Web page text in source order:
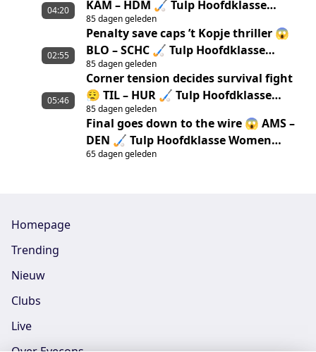
KAM – HDM 🏑 Tulp Hoofdklasse
Women ‘25/’26 highlights
85 dagen geleden
04:20
Penalty save caps ’t Kopje thriller 😱
BLO – SCHC 🏑 Tulp Hoofdklasse
Women ‘25/’26 highlights
85 dagen geleden
02:55
Corner tension decides survival fight
😮‍💨 TIL – HUR 🏑 Tulp Hoofdklasse
Women ‘25/’26 highlights
85 dagen geleden
05:46
Final goes down to the wire 😱 AMS –
DEN 🏑 Tulp Hoofdklasse Women
‘25/’26 Highlights
65 dagen geleden
Homepage
Trending
Nieuw
Clubs
Live